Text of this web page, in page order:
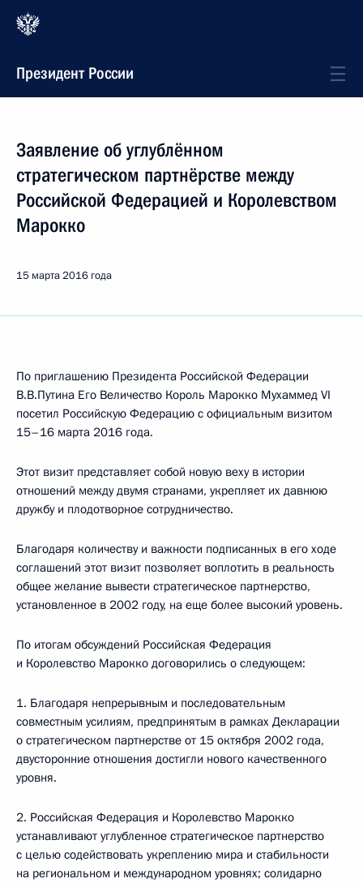
Президент России
Заявление об углублённом
стратегическом партнёрстве между
Российской Федерацией и Королевством
Марокко
15 марта 2016 года
По приглашению Президента Российской Федерации
В.В.Путина Его Величество Король Марокко Мухаммед VI
посетил Российскую Федерацию с официальным визитом
15–16 марта 2016 года.
Этот визит представляет собой новую веху в истории
отношений между двумя странами, укрепляет их давнюю
дружбу и плодотворное сотрудничество.
Благодаря количеству и важности подписанных в его ходе
соглашений этот визит позволяет воплотить в реальность
общее желание вывести стратегическое партнерство,
установленное в 2002 году, на еще более высокий уровень.
По итогам обсуждений Российская Федерация
и Королевство Марокко договорились о следующем:
1. Благодаря непрерывным и последовательным
совместным усилиям, предпринятым в рамках Декларации
о стратегическом партнерстве от 15 октября 2002 года,
двусторонние отношения достигли нового качественного
уровня.
2. Российская Федерация и Королевство Марокко
устанавливают углубленное стратегическое партнерство
с целью содействовать укреплению мира и стабильности
на региональном и международном уровнях; солидарно